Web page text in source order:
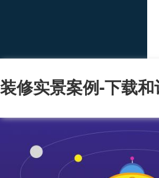
装修实景案例-下载